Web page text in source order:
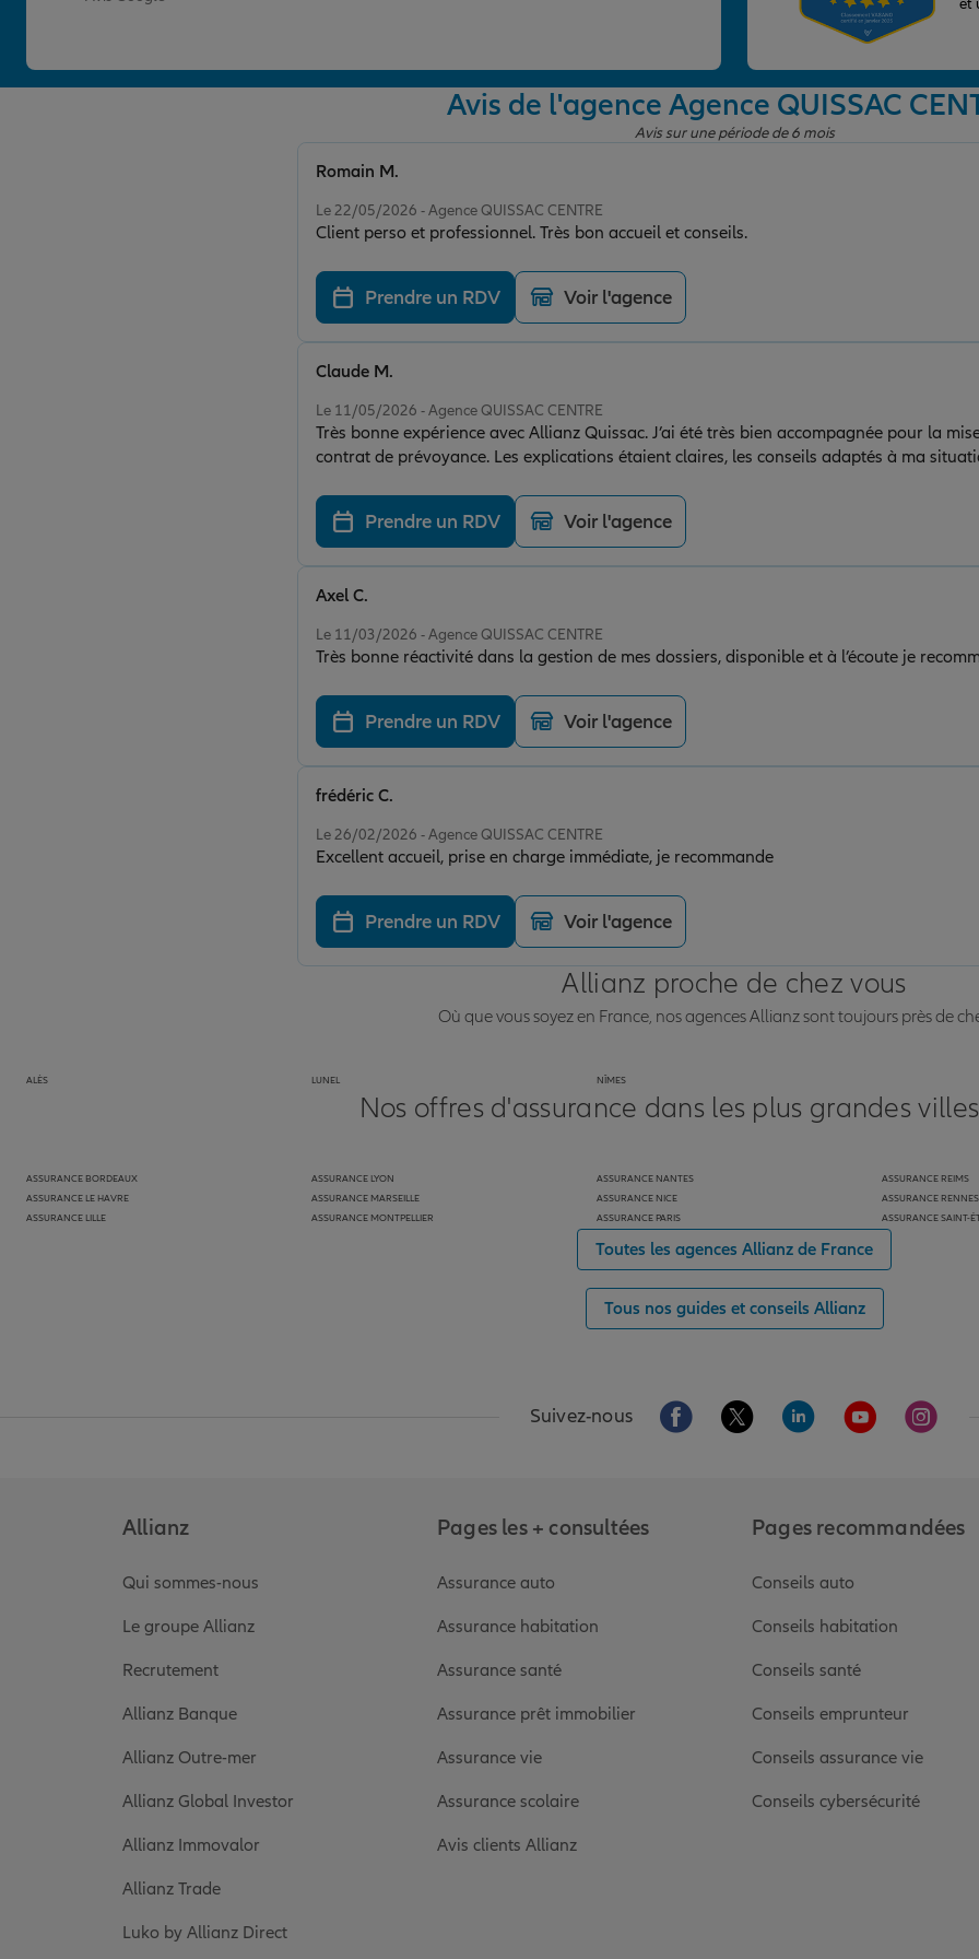
Avis de l'agence Agence QUISSAC
Avis sur une période de 6 mois
Le 22/05/2026 - Agence QUISSAC CENTRE
Client perso et professionnel. Très bon accueil et conseils.
Romain M.
Prendre un RDV Voir l'agence
Le 11/05/2026 - Agence QUISSAC CENTRE
Très bonne expérience avec Allianz Quissac. J’ai été très bien accompagnée pour la
contrat de prévoyance. Les explications étaient claires, les conseils adaptés à ma
Claude M.
Prendre un RDV Voir l'agence
Le 11/03/2026 - Agence QUISSAC CENTRE
Très bonne réactivité dans la gestion de mes dossiers, disponible et à l’écoute je
Axel C.
Prendre un RDV Voir l'agence
Le 26/02/2026 - Agence QUISSAC CENTRE
Excellent accueil, prise en charge immédiate, je recommande
frédéric C.
Prendre un RDV Voir l'agence
Allianz proche de chez vous
Où que vous soyez en France, nos agences Allianz sont toujours près de
ALÈS LUNEL NÎMES
Nos offres d'assurance dans les plus grandes
ASSURANCE BORDEAUX
ASSURANCE LE HAVRE
ASSURANCE LILLE
ASSURANCE LYON
ASSURANCE MARSEILLE
ASSURANCE MONTPELLIER
ASSURANCE NANTES
ASSURANCE NICE
ASSURANCE PARIS
ASSURANCE REIMS
ASSURANCE RENNES
ASSURANCE SAINT-
Toutes les agences Allianz de France
Tous nos guides et conseils Allianz
Suivez-nous Aller sur la page Facebook de Allianz
Aller sur la page Twitter de
Aller sur la page
Aller sur laAller
Allianz
Qui sommes-nous
Le groupe Allianz
Recrutement
Allianz Banque
Allianz Outre-mer
Allianz Global Investor
Allianz Immovalor
Allianz Trade
Luko by Allianz Direct
Pages les + consultées
Assurance auto
Assurance habitation
Assurance santé
Assurance prêt immobilier
Assurance vie
Assurance scolaire
Avis clients Allianz
Pages recommandées
Conseils auto
Conseils habitation
Conseils santé
Conseils emprunteur
Conseils assurance vie
Conseils cybersécurité